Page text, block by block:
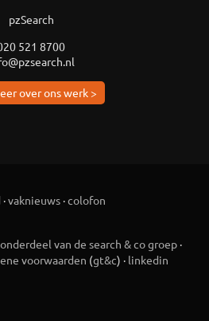
pzSearch
521 8700
over ons werk >
·vaknieuws·colofon
onderdeel van de search & co groep·
voorwaarden (gt&c) · linkedin